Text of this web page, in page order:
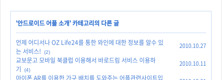
'안드로이드 어플 소개' 카테고리의 다른 글
언제 어디서나 OZ Life24를 통한 와인에 대한 정보를 알수 있
는 서비스!
(2)
2010.10.27
교보문고 모바일 북클럽 이용해서 바로드림 서비스 이용하
기
(4)
2010.10.11
아이폰 AR를 이용한 가구 배치를 도와주는 어플관련사이트입